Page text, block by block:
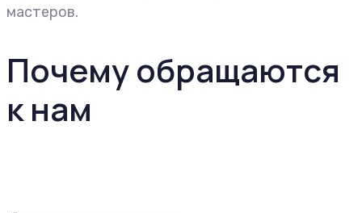
мастеров.
Почему обращаются
к нам